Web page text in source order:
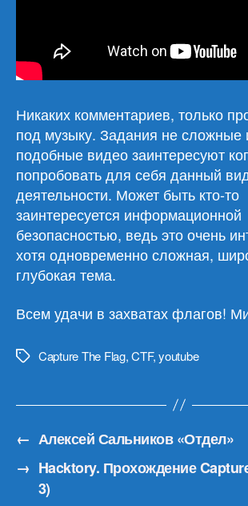
Никаких комментариев, только
под музыку. Задания не сложные
подобные видео заинтересуют
попробовать для себя данный
деятельности. Может быть кто-то
заинтересуется информационной
безопасностью, ведь это очень
хотя одновременно сложная,
глубокая тема.
Всем удачи в захватах флагов!
МеткиCapture The Flag,CTF,youtube
← Алексей Сальников «Отдел»
→ Hacktory. Прохождение
3)